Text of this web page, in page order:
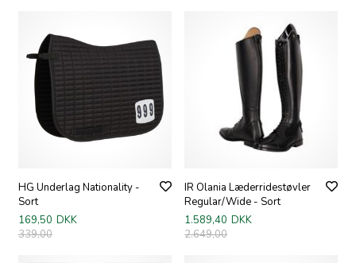
HG Underlag Nationality -
Sort
169,50 DKK
339,00
IR Olania Læderridestøvler
Regular/Wide - Sort
1.589,40 DKK
2.649,00